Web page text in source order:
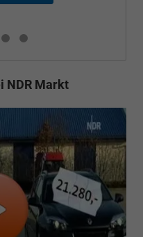
NDR Markt